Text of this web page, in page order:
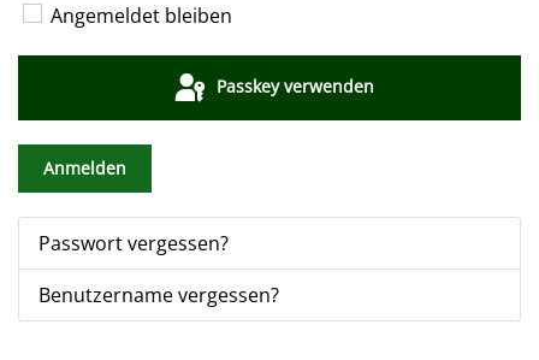
Angemeldet bleiben
Passkey verwenden
Anmelden
Passwort vergessen?
Benutzername vergessen?